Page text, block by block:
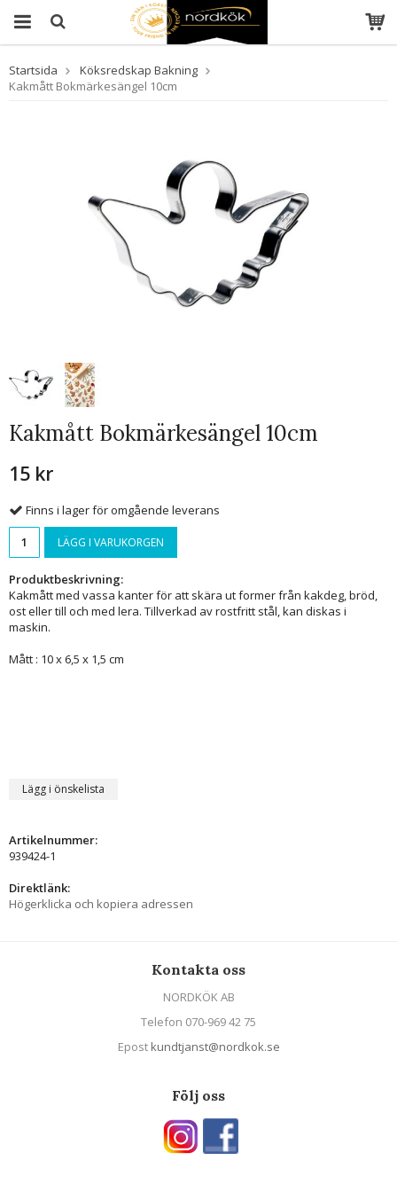
Startsida
Köksredskap Bakning
Kakmått Bokmärkesängel 10cm
Kakmått Bokmärkesängel 10cm
15 kr
Finns i lager för omgående leverans
LÄGG I VARUKORGEN
Produktbeskrivning:
Kakmått med vassa kanter för att skära ut former från kakdeg, bröd,
ost eller till och med lera. Tillverkad av rostfritt stål, kan diskas i
maskin.
Mått : 10 x 6,5 x 1,5 cm
Lägg i önskelista
Artikelnummer:
939424-1
Direktlänk:
Högerklicka och kopiera adressen
Kontakta oss
NORDKÖK AB
Telefon 070-969 42 75
Epost kundtjanst@nordkok.se
Följ oss